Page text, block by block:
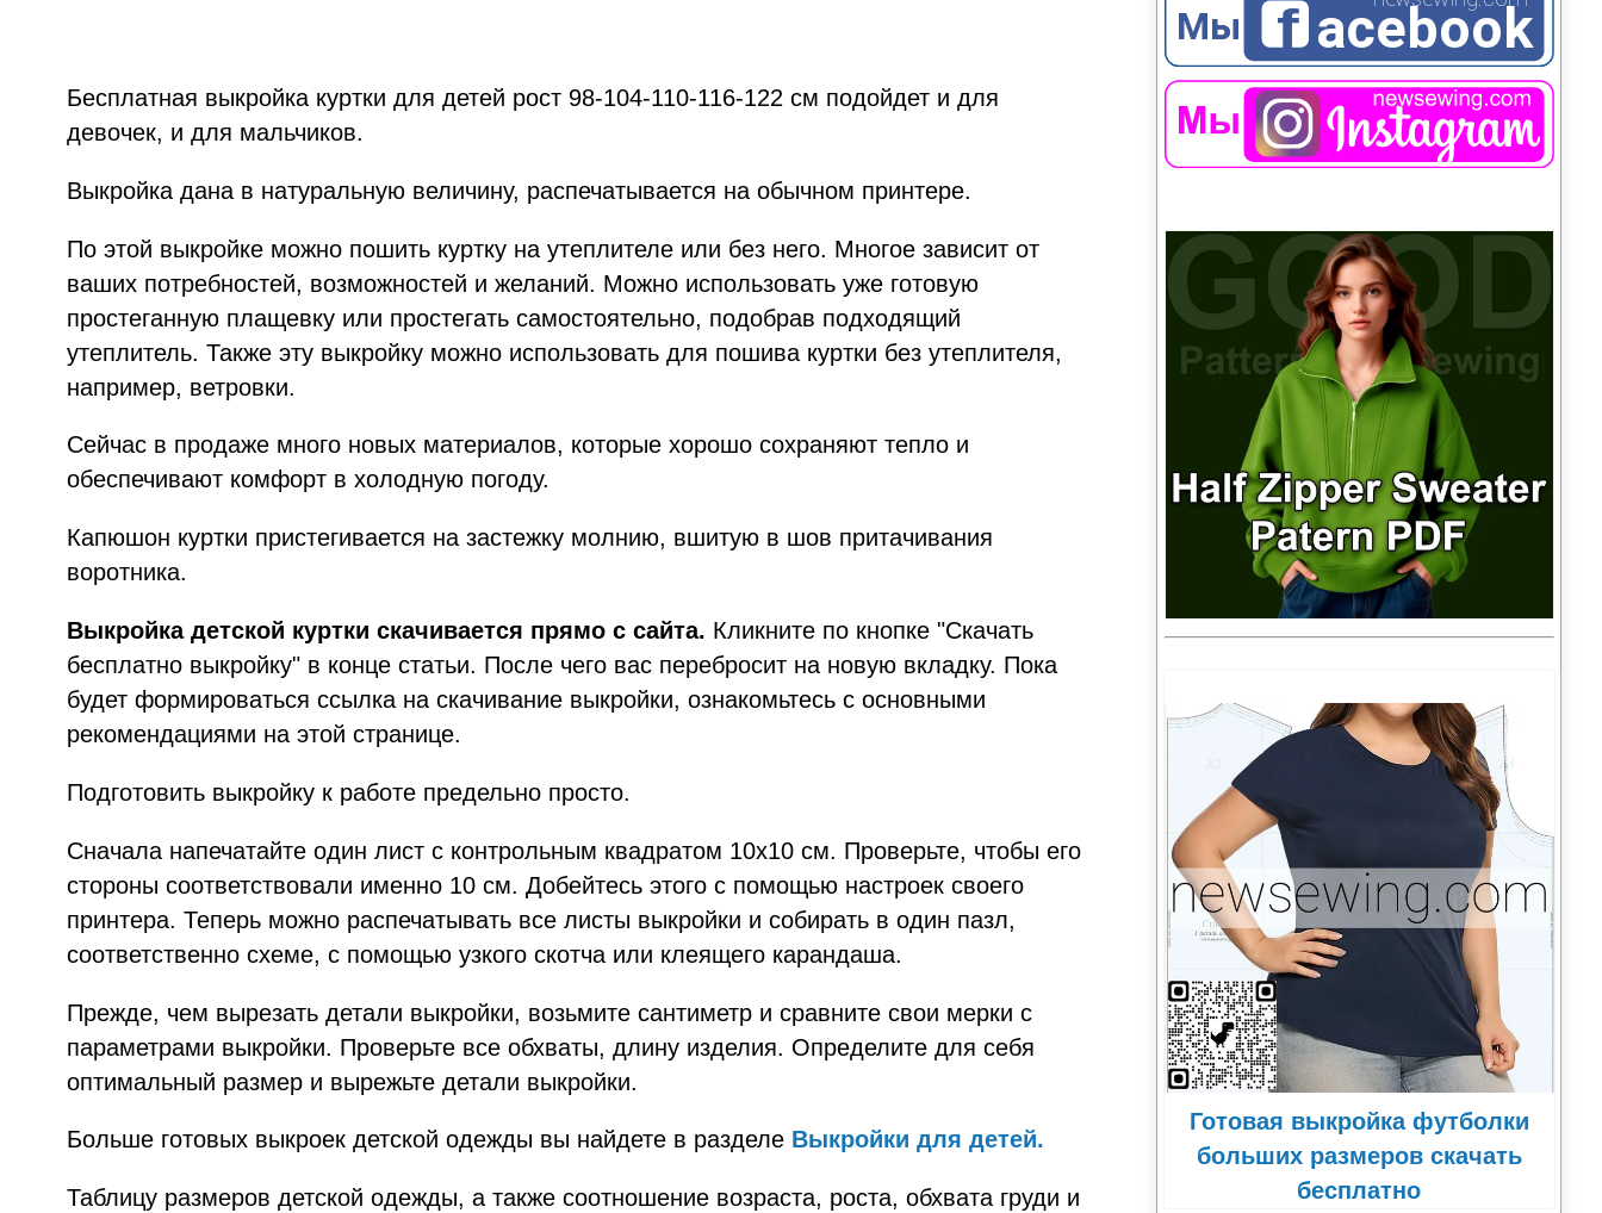
Бесплатная выкройка куртки для детей рост 98-104-110-116-122 см подойдет и для
девочек, и для мальчиков.
Выкройка дана в натуральную величину, распечатывается на обычном принтере.
По этой выкройке можно пошить куртку на утеплителе или без него. Многое зависит от
ваших потребностей, возможностей и желаний. Можно использовать уже готовую
простеганную плащевку или простегать самостоятельно, подобрав подходящий
утеплитель. Также эту выкройку можно использовать для пошива куртки без утеплителя,
например, ветровки.
Сейчас в продаже много новых материалов, которые хорошо сохраняют тепло и
обеспечивают комфорт в холодную погоду.
Капюшон куртки пристегивается на застежку молнию, вшитую в шов притачивания
воротника.
Выкройка детской куртки скачивается прямо с сайта. Кликните по кнопке "Скачать
бесплатно выкройку" в конце статьи. После чего вас перебросит на новую вкладку. Пока
будет формироваться ссылка на скачивание выкройки, ознакомьтесь с основными
рекомендациями на этой странице.
Подготовить выкройку к работе предельно просто.
Сначала напечатайте один лист с контрольным квадратом 10х10 см. Проверьте, чтобы его
стороны соответствовали именно 10 см. Добейтесь этого с помощью настроек своего
принтера. Теперь можно распечатывать все листы выкройки и собирать в один пазл,
соответственно схеме, с помощью узкого скотча или клеящего карандаша.
Прежде, чем вырезать детали выкройки, возьмите сантиметр и сравните свои мерки с
параметрами выкройки. Проверьте все обхваты, длину изделия. Определите для себя
оптимальный размер и вырежьте детали выкройки.
Больше готовых выкроек детской одежды вы найдете в разделе Выкройки для детей.
Таблицу размеров детской одежды, а также соотношение возраста, роста, обхвата груди и
Готовая выкройка футболки
больших размеров скачать
бесплатно